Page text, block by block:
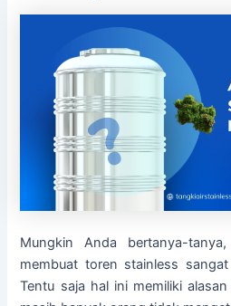
Mungkin Anda bertanya-
membuat toren stainless
Tentu saja hal ini memiliki